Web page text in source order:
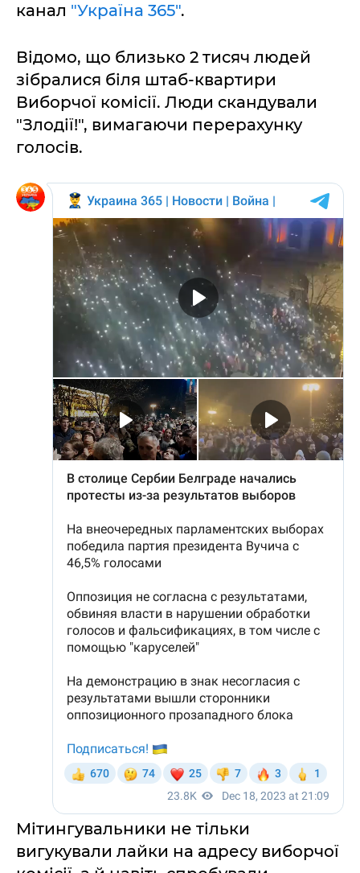
канал "Україна 365".
Відомо, що близько 2 тисяч людей
зібралися біля штаб-квартири
Виборчої комісії. Люди скандували
"Злодії!", вимагаючи перерахунку
голосів.
Мітингувальники не тільки
вигукували лайки на адресу виборчої